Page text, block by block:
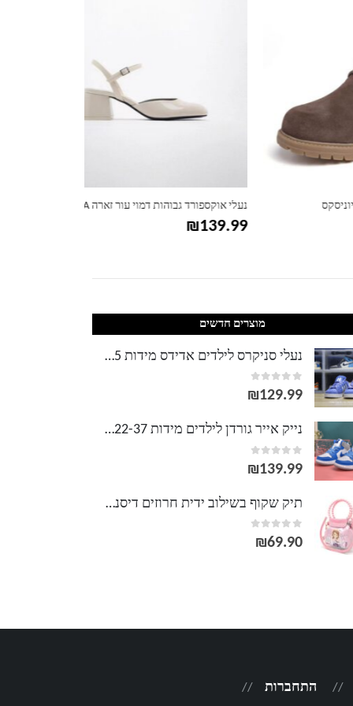
נעלי אוקספורד גבוהות דמוי עור זארה ZARA
₪
מוצרים חדשים
נעלי סניקרס לילדים אדידס מידות 28-35 ADIDAS
0
out of 5
₪129.99
נייק אייר גורדן לילדים מידות 22-37 AIR JORDAN
0
out of 5
₪139.99
תיק שקוף בשילוב ידית חרוזים דיסני DISNEY
0
out of 5
₪69.90
התחברות